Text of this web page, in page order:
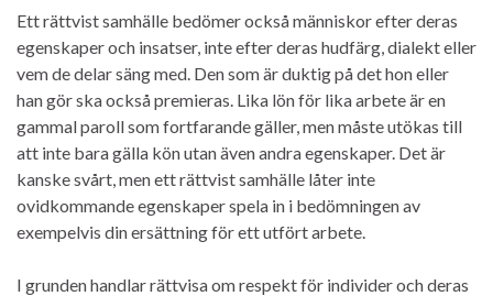
Ett rättvist samhälle bedömer också människor efter deras
egenskaper och insatser, inte efter deras hudfärg, dialekt eller
vem de delar säng med. Den som är duktig på det hon eller
han gör ska också premieras. Lika lön för lika arbete är en
gammal paroll som fortfarande gäller, men måste utökas till
att inte bara gälla kön utan även andra egenskaper. Det är
kanske svårt, men ett rättvist samhälle låter inte
ovidkommande egenskaper spela in i bedömningen av
exempelvis din ersättning för ett utfört arbete.
I grunden handlar rättvisa om respekt för individer och deras